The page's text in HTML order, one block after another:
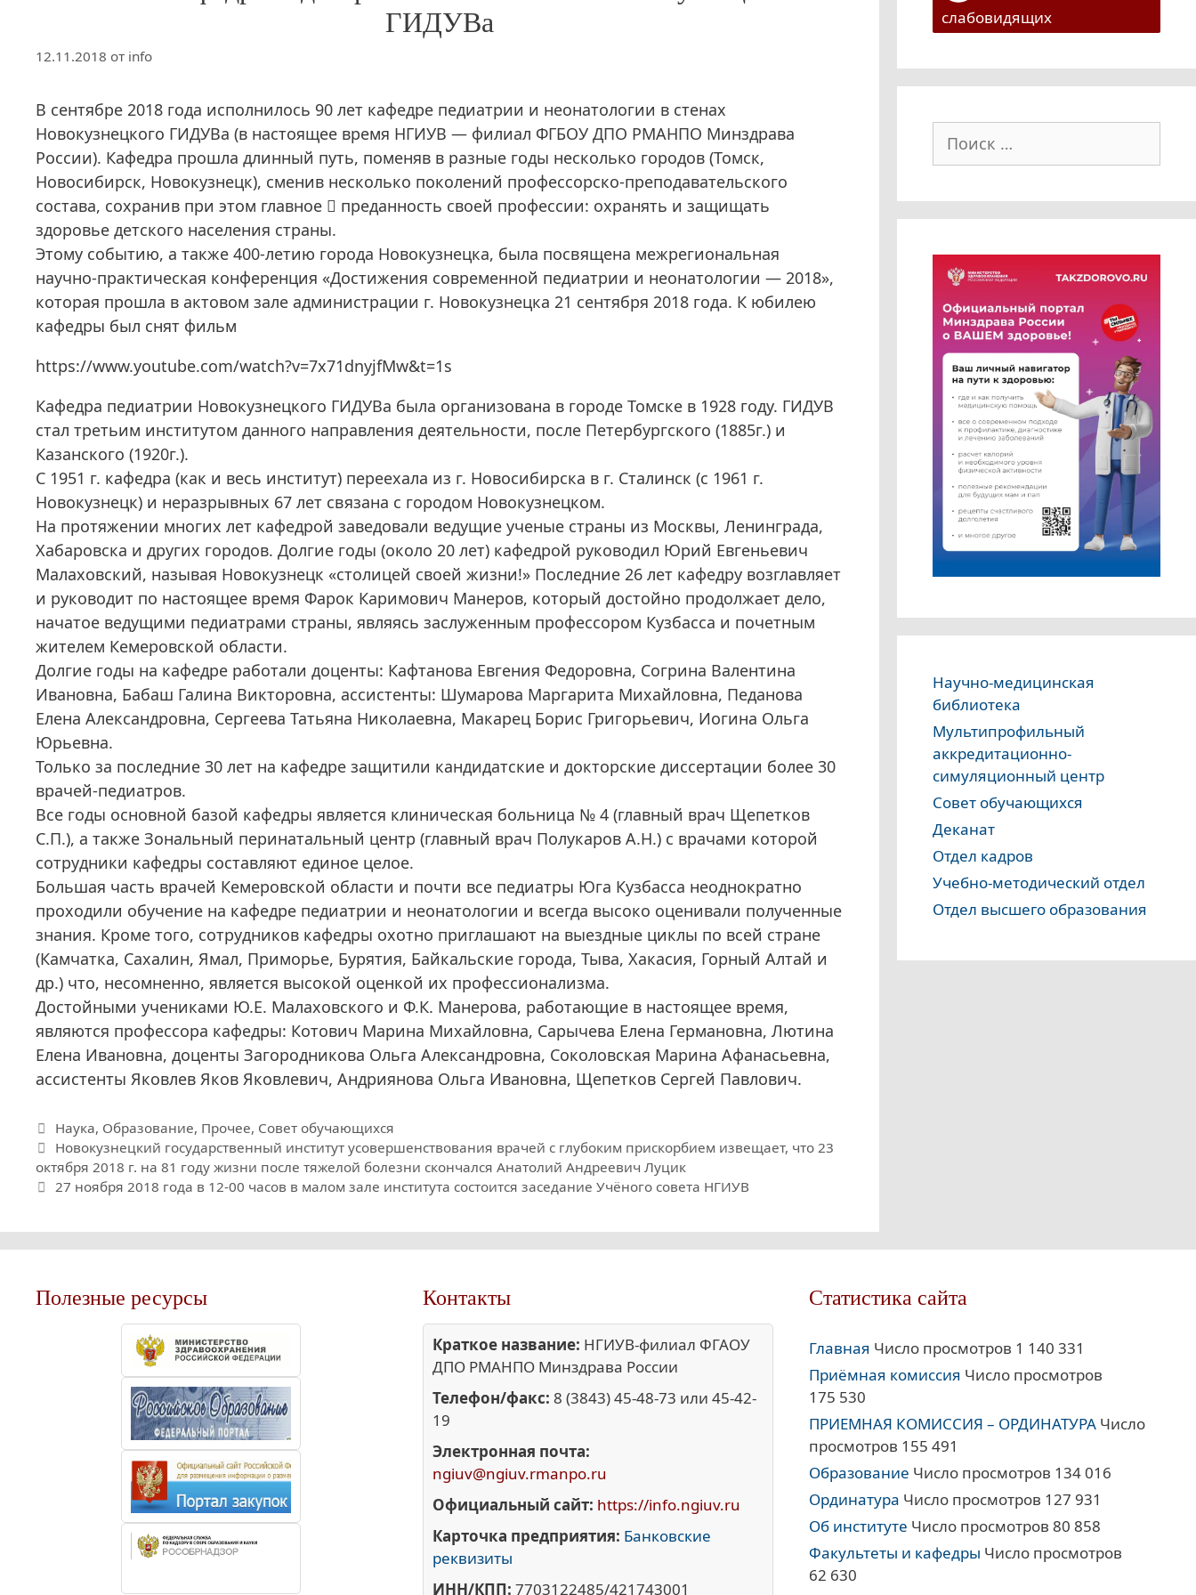
ГИДУВа
12.11.2018 от info
В сентябре 2018 года исполнилось 90 лет кафедре педиатрии и неонатологии в стенах
Новокузнецкого ГИДУВа (в настоящее время НГИУВ — филиал ФГБОУ ДПО РМАНПО Минздрава
России). Кафедра прошла длинный путь, поменяв в разные годы несколько городов (Томск,
Новосибирск, Новокузнецк), сменив несколько поколений профессорско-преподавательского
состава, сохранив при этом главное  преданность своей профессии: охранять и защищать
здоровье детского населения страны.
Этому событию, а также 400-летию города Новокузнецка, была посвящена межрегиональная
научно-практическая конференция «Достижения современной педиатрии и неонатологии — 2018»,
которая прошла в актовом зале администрации г. Новокузнецка 21 сентября 2018 года. К юбилею
кафедры был снят фильм
https://www.youtube.com/watch?v=7x71dnyjfMw&t=1s
Кафедра педиатрии Новокузнецкого ГИДУВа была организована в городе Томске в 1928 году. ГИДУВ
стал третьим институтом данного направления деятельности, после Петербургского (1885г.) и
Казанского (1920г.).
С 1951 г. кафедра (как и весь институт) переехала из г. Новосибирска в г. Сталинск (с 1961 г.
Новокузнецк) и неразрывных 67 лет связана с городом Новокузнецком.
На протяжении многих лет кафедрой заведовали ведущие ученые страны из Москвы, Ленинграда,
Хабаровска и других городов. Долгие годы (около 20 лет) кафедрой руководил Юрий Евгеньевич
Малаховский, называя Новокузнецк «столицей своей жизни!» Последние 26 лет кафедру возглавляет
и руководит по настоящее время Фарок Каримович Манеров, который достойно продолжает дело,
начатое ведущими педиатрами страны, являясь заслуженным профессором Кузбасса и почетным
жителем Кемеровской области.
Долгие годы на кафедре работали доценты: Кафтанова Евгения Федоровна, Согрина Валентина
Ивановна, Бабаш Галина Викторовна, ассистенты: Шумарова Маргарита Михайловна, Педанова
Елена Александровна, Сергеева Татьяна Николаевна, Макарец Борис Григорьевич, Иогина Ольга
Юрьевна.
Только за последние 30 лет на кафедре защитили кандидатские и докторские диссертации более 30
врачей-педиатров.
Все годы основной базой кафедры является клиническая больница № 4 (главный врач Щепетков
С.П.), а также Зональный перинатальный центр (главный врач Полукаров А.Н.) с врачами которой
сотрудники кафедры составляют единое целое.
Большая часть врачей Кемеровской области и почти все педиатры Юга Кузбасса неоднократно
проходили обучение на кафедре педиатрии и неонатологии и всегда высоко оценивали полученные
знания. Кроме того, сотрудников кафедры охотно приглашают на выездные циклы по всей стране
(Камчатка, Сахалин, Ямал, Приморье, Бурятия, Байкальские города, Тыва, Хакасия, Горный Алтай и
др.) что, несомненно, является высокой оценкой их профессионализма.
Достойными учениками Ю.Е. Малаховского и Ф.К. Манерова, работающие в настоящее время,
являются профессора кафедры: Котович Марина Михайловна, Сарычева Елена Германовна, Лютина
Елена Ивановна, доценты Загородникова Ольга Александровна, Соколовская Марина Афанасьевна,
ассистенты Яковлев Яков Яковлевич, Андриянова Ольга Ивановна, Щепетков Сергей Павлович.
Рубрики
Наука, Образование, Прочее, Совет обучающихся
Новокузнецкий государственный институт усовершенствования врачей с глубоким прискорбием извещает, что 23
октября 2018 г. на 81 году жизни после тяжелой болезни скончался Анатолий Андреевич Луцик
27 ноября 2018 года в 12-00 часов в малом зале института состоится заседание Учёного совета НГИУВ
слабовидящих
Научно-медицинская
библиотека
Мультипрофильный
аккредитационно-
симуляционный центр
Совет обучающихся
Деканат
Отдел кадров
Учебно-методический отдел
Отдел высшего образования
Полезные ресурсы Контакты
Краткое название: НГИУВ-филиал ФГАОУ
ДПО РМАНПО Минздрава России
Телефон/факс: 8 (3843) 45-48-73 или 45-42-
19
Электронная почта:
ngiuv@ngiuv.rmanpo.ru
Официальный сайт: https://info.ngiuv.ru
Карточка предприятия: Банковские
реквизиты
ИНН/КПП: 7703122485/421743001
Статистика сайта
Главная Число просмотров 1 140 331
Приёмная комиссия Число просмотров
175 530
ПРИЕМНАЯ КОМИССИЯ – ОРДИНАТУРА Число
просмотров 155 491
Образование Число просмотров 134 016
Ординатура Число просмотров 127 931
Об институте Число просмотров 80 858
Факультеты и кафедры Число просмотров
62 630